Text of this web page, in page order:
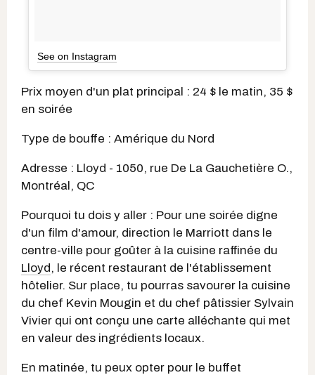
See on Instagram
Prix moyen d'un plat principal : 24 $ le matin, 35 $
en soirée
Type de bouffe : Amérique du Nord
Adresse : Lloyd - 1050, rue De La Gauchetière O.,
Montréal, QC
Pourquoi tu dois y aller : Pour une soirée digne
d'un film d'amour, direction le Marriott dans le
centre-ville pour goûter à la cuisine raffinée du
Lloyd, le récent restaurant de l'établissement
hôtelier. Sur place, tu pourras savourer la cuisine
du chef Kevin Mougin et du chef pâtissier Sylvain
Vivier qui ont conçu une carte alléchante qui met
en valeur des ingrédients locaux.
En matinée, tu peux opter pour le buffet